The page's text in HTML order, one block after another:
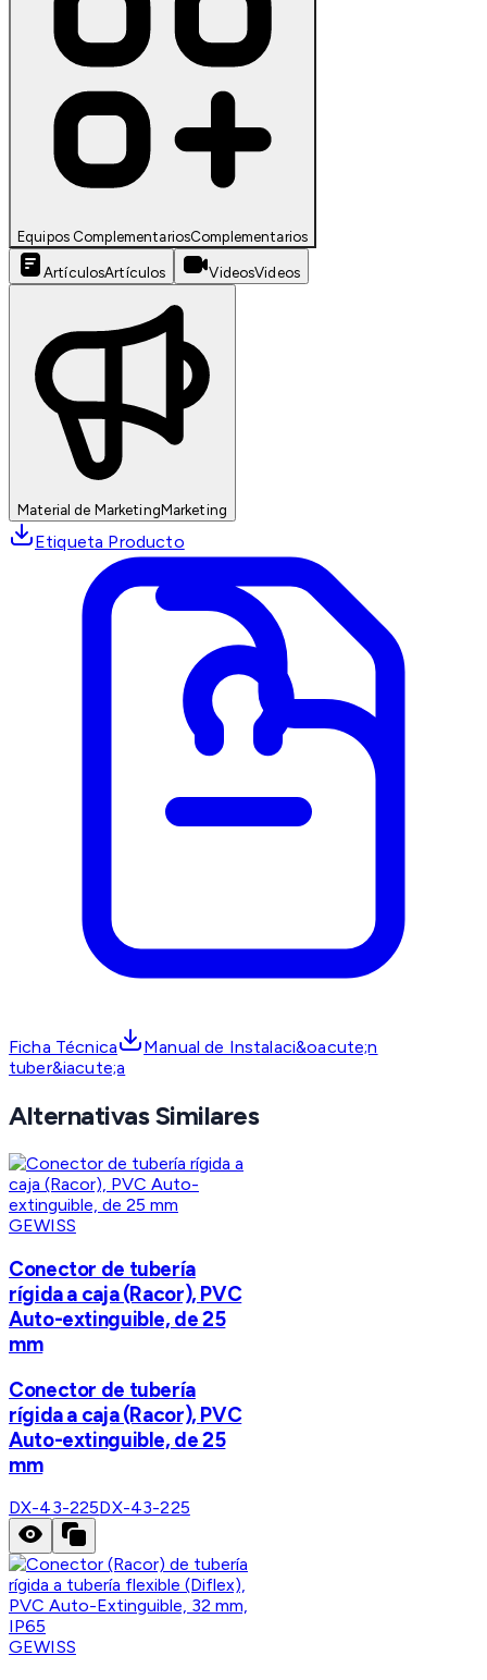
Equipos ComplementariosComplementarios
ArtículosArtículos VideosVideos
Material de MarketingMarketing
Etiqueta Producto
Ficha Técnica
Manual de Instalaci&oacute;n
tuber&iacute;a
Alternativas Similares
GEWISS
Conector de tubería
rígida a caja (Racor), PVC
Auto-extinguible, de 25
mm
Conector de tubería
rígida a caja (Racor), PVC
Auto-extinguible, de 25
mm
DX-43-225DX-43-225
GEWISS